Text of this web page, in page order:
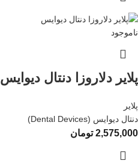
ناموجود
پلایر دلاروزا دنتال دیوایس
پلایر
دنتال دیوایس (Dental Devices)
2,575,000 تومان